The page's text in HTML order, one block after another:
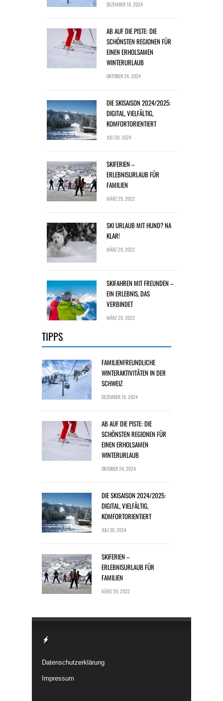
DEZEMBER 18, 2024
AB AUF DIE PISTE: DIE
SCHÖNSTEN REGIONEN FÜR
EINEN ERHOLSAMEN
WINTERURLAUB
OKTOBER 24, 2024
DIE SKISAISON 2024/2025:
DIGITAL, VIELFÄLTIG,
KOMFORTORIENTIERT
JULI 30, 2024
SKIFERIEN –
ERLEBNISURLAUB FÜR
FAMILIEN
MÄRZ 29, 2022
SKI URLAUB MIT HUND? NA
KLAR!
MÄRZ 29, 2022
SKIFAHREN MIT FREUNDEN –
EIN ERLEBNIS, DAS
VERBINDET
MÄRZ 29, 2022
TIPPS
FAMILIENFREUNDLICHE
WINTERAKTIVITÄTEN IN DER
SCHWEIZ
DEZEMBER 18, 2024
AB AUF DIE PISTE: DIE
SCHÖNSTEN REGIONEN FÜR
EINEN ERHOLSAMEN
WINTERURLAUB
OKTOBER 24, 2024
DIE SKISAISON 2024/2025:
DIGITAL, VIELFÄLTIG,
KOMFORTORIENTIERT
JULI 30, 2024
SKIFERIEN –
ERLEBNISURLAUB FÜR
FAMILIEN
MÄRZ 29, 2022
Datenschutzerklärung
Impressum